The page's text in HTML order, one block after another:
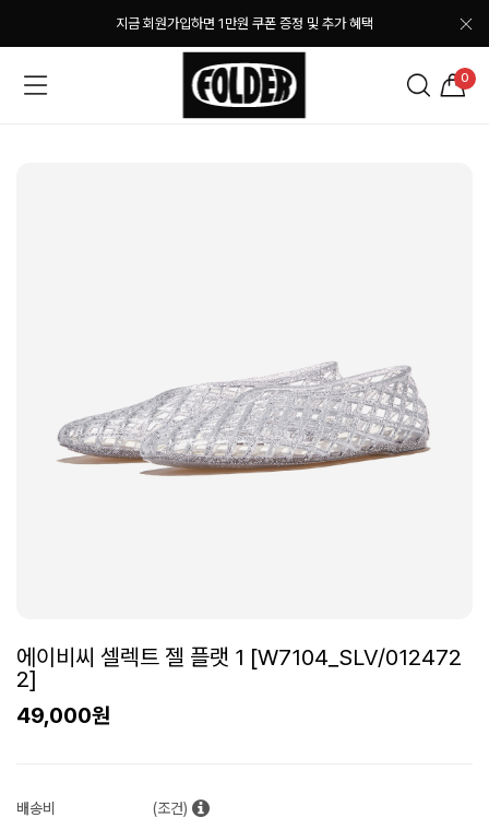
지금 회원가입하면 1만원 쿠폰 증정 및 추가 혜택
0
에이비씨 셀렉트 젤 플랫 1 [W7104_SLV/012472
2]
49,000원
배송비 (조건)